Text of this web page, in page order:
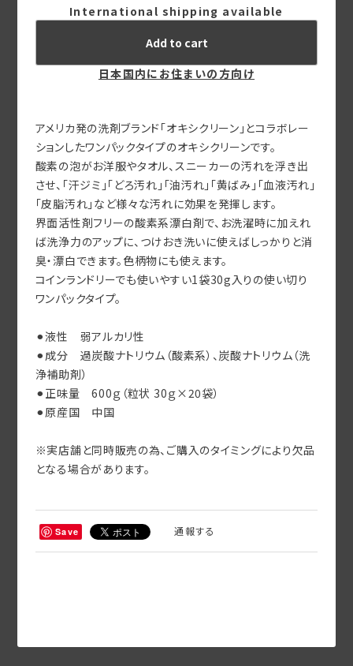
International shipping available
Add to cart
日本国内にお住まいの方向け
アメリカ発の洗剤ブランド「オキシクリーン」とコラボレー
ションしたワンパックタイプのオキシクリーンです。
酸素の泡がお洋服やタオル、スニーカーの汚れを浮き出
させ、「汗ジミ」「どろ汚れ」「油汚れ」「黄ばみ」「血液汚れ」
「皮脂汚れ」など様々な汚れに効果を発揮します。
界面活性剤フリーの酸素系漂白剤で、お洗濯時に加えれ
ば洗浄力のアップに、つけおき洗いに使えばしっかりと消
臭・漂白できます。色柄物にも使えます。
コインランドリーでも使いやすい1袋30g入りの使い切り
ワンパックタイプ。
⚫︎液性 弱アルカリ性
⚫︎成分 過炭酸ナトリウム（酸素系）、炭酸ナトリウム（洗
浄補助剤）
⚫︎正味量 600ｇ（粒状 30ｇ×20袋）
⚫︎原産国 中国
※実店舗と同時販売の為、ご購入のタイミングにより欠品
となる場合があります。
Save 通報する